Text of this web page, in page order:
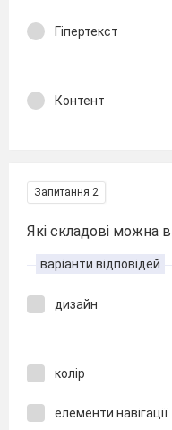
Гіпертекст
Контент
Запитання 2
Які складові можна
варіанти відповідей
дизайн
колір
елементи навігації